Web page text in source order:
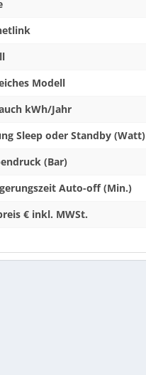
Modell
kWh/Jahr
Sleep oder Standby (Watt)
(Bar)
Auto-off (Min.)
€ inkl. MWSt.